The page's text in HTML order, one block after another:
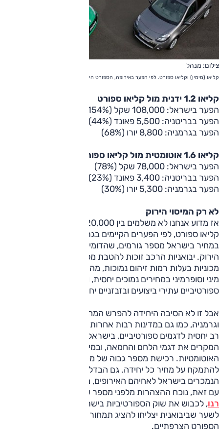
צילום: מנהל
קליאו (מימין) וקליאו ספורט. לפי הפער באירופה, הספורט הייתה אמורה לעלות 130-120 אלף שקל
קליאו 1.2 ידנית מול קליאו ספורט
הפער בישראל: 108,000 שקל (154%)
הפער בבריטניה: 5,500 פאונד (44%)
הפער בגרמניה: 8,800 יורו (68%)
קליאו 1.6 אוטומטית מול קליאו ספורט
הפער בישראל: 78,000 שקל (78%)
הפער בבריטניה: 3,400 פאונד (23%)
הפער בגרמניה: 5,300 יורו (30%)
לא רק המיסוי הירוק
קליאו ספורט, לפי הפערים הקיימים בגרמניה למשל? לפער
במחיר בישראל מספר גורמים, שהדומיננטי בהם הוא המיסוי
הירוק. יבואניות הרכב זוכות להטבת מס קניה משמעותית בשיווק
מכוניות בעלות רמות זיהום נמוכות, מה שמאפשר מכירת מכוניות
מיני וסופרמיני במחירים נמוכים יחסית, ומקשה על מכירת דגמים
ספורטיביים עתירי ביצועים ובזבזניים יחסית בדלק.
אבל זו לא הסיבה היחידה להפרש המחיר: בעוד שבבריטניה
וגרמניה, כמו גם במדינות רבות אחרות במערב אירופה, יש ביקוש
רב יחסית לדגמים ספורטיביים, בישראל הלקוחות מעדיפים ברוב
המקרים את דגמי הלחם והחמאה, ובמיוחד את הגרסאות
האוטומטיות. רכישת מספר גבוה של מכוניות מאפשר ליבואנית
להתמקח על מחיר כל יחידה. גם הבדלי רמות אבזור בין דגמים
הנמכרים בישראל לאחיהם האירופים, משפיעים על ההפרשים.
עם זאת, נוכח ההצהרות מלפני מספר שנים של קרסו, יבואנית
רנו, לכבוש את שוק הספורטיביות בישראל מידי סיאט, ניתן היה
לשער שביבואנית יצליחו להציג תמחור אטרקטיבי יותר לדגמי
הספורט הצרפתיים.